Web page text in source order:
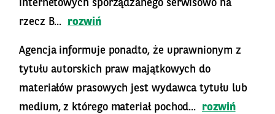
internetowych sporządzanego serwisowo na
rzecz B...
rozwiń
Agencja informuje ponadto, że uprawnionym z
tytułu autorskich praw majątkowych do
materiałów prasowych jest wydawca tytułu lub
medium, z którego materiał pochod...
rozwiń